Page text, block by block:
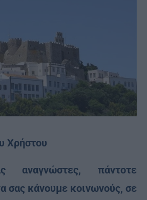
Χρήστου
αναγνώστες, πάντοτε
σας κάνουμε κοινωνούς, σε